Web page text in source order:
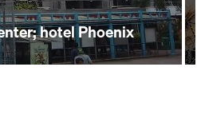
hotel Phoenix